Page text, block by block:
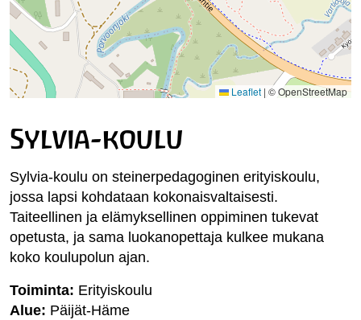
Leaflet | © OpenStreetMap
Sylvia-koulu
Sylvia-koulu on steinerpedagoginen erityiskoulu,
jossa lapsi kohdataan kokonaisvaltaisesti.
Taiteellinen ja elämyksellinen oppiminen tukevat
opetusta, ja sama luokanopettaja kulkee mukana
koko koulupolun ajan.
Toiminta: Erityiskoulu
Alue: Päijät-Häme